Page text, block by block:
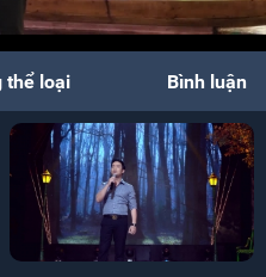
thể loại Bình luận